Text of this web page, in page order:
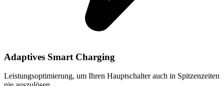
Adaptives Smart Charging
Leistungsoptimierung, um Ihren Hauptschalter auch in Spitzenzeiten